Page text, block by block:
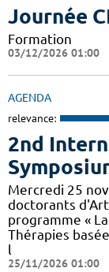
Journée
Formation
03/12/2026 01:00
AGENDA
relevance:
2nd
Mercredi 25
doctorants
programme «
Thérapies
l
25/11/2026 01:00